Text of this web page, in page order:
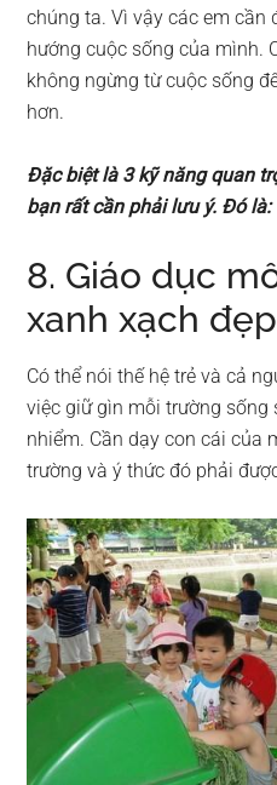
chúng ta. Vì vậy các em cần
hướng cuộc sống của mình.
không ngừng từ cuộc sống
hơn.
Đặc biệt là 3 kỹ năng quan
bạn rất cần phải lưu ý. Đó là:
8. Giáo dục
xanh xạch đẹp
Có thể nói thế hệ trẻ và cả
việc giữ gìn mỗi trường
nhiểm. Cần dạy con cái của
trường và ý thức đó phải